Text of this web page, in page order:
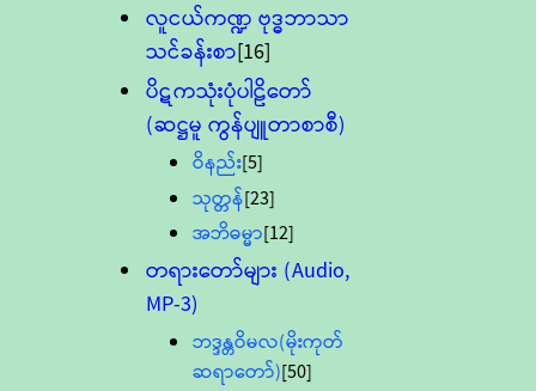
လူငယ်ကဏ္ဍ ဗုဒ္ဓဘာသာ
သင်ခန်းစာ[16]
ပိဋကသုံးပုံပါဠိတော်
(ဆဋ္ဌမူ ကွန်ပျူတာစာစီ)
ဝိနည်း[5]
သုတ္တန်[23]
အဘိဓမ္မာ[12]
တရားတော်များ (Audio,
MP-3)
ဘဒ္ဒန္တဝိမလ(မိုးကုတ်
ဆရာတော်)[50]